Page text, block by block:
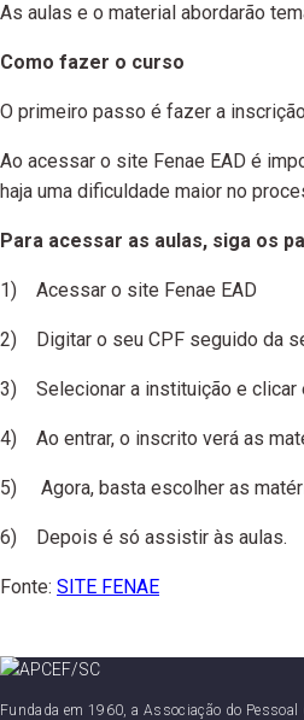
As aulas e o material abordarão
Como fazer o curso
O primeiro passo é fazer a
Ao acessar o site Fenae EAD é
haja uma dificuldade maior no
Para acessar as aulas, siga os
1) Acessar o site Fenae EAD
2) Digitar o seu CPF seguido da
3) Selecionar a instituição e clicar
4) Ao entrar, o inscrito verá as
5) Agora, basta escolher as
6) Depois é só assistir às aulas.
Fonte: SITE FENAE
Fundada em 1960, a Associação do Pessoal